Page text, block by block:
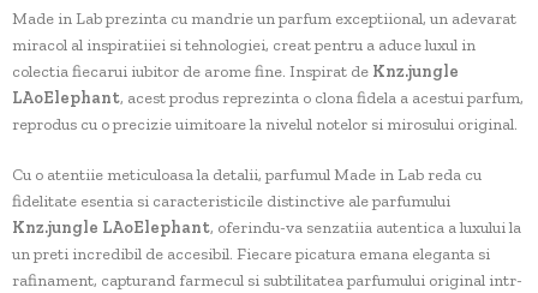
Made in Lab prezinta cu mandrie un parfum exceptiional, un adevarat
miracol al inspiratiiei si tehnologiei, creat pentru a aduce luxul in
colectia fiecarui iubitor de arome fine. Inspirat de Knz.jungle
LAoElephant, acest produs reprezinta o clona fidela a acestui parfum,
reprodus cu o precizie uimitoare la nivelul notelor si mirosului original.
Cu o atentiie meticuloasa la detalii, parfumul Made in Lab reda cu
fidelitate esentia si caracteristicile distinctive ale parfumului
Knz.jungle LAoElephant, oferindu-va senzatiia autentica a luxului la
un preti incredibil de accesibil. Fiecare picatura emana eleganta si
rafinament, capturand farmecul si subtilitatea parfumului original intr-